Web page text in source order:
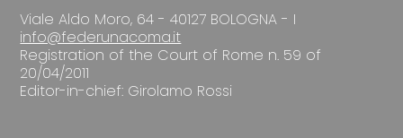
Viale Aldo Moro, 64 - 40127 BOLOGNA - I
info@federunacoma.it
Registration of the Court of Rome n. 59 of
20/04/2011
Editor-in-chief: Girolamo Rossi